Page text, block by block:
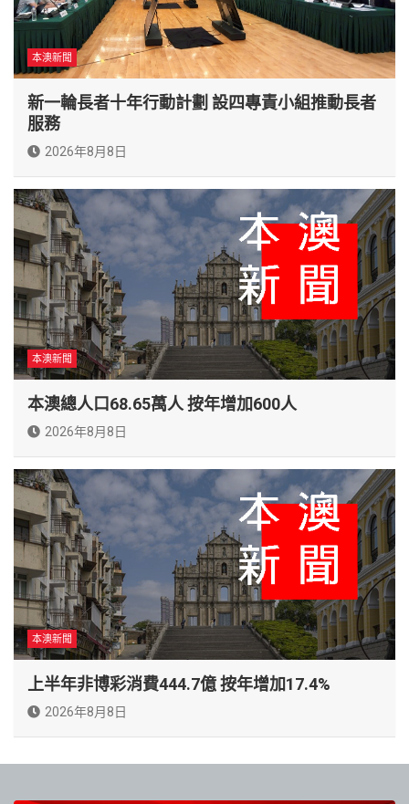
本澳新聞
新一輪長者十年行動計劃 設四專責小組推動長者
服務
2026年8月8日
本澳新聞
本澳總人口68.65萬人 按年增加600人
2026年8月8日
本澳新聞
上半年非博彩消費444.7億 按年增加17.4%
2026年8月8日